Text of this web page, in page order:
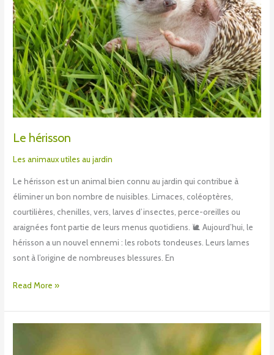
Le hérisson
Les animaux utiles au jardin
Le hérisson est un animal bien connu au jardin qui contribue à
éliminer un bon nombre de nuisibles. Limaces, coléoptères,
courtilières, chenilles, vers, larves d’insectes, perce-oreilles ou
araignées font partie de leurs menus quotidiens. 🐌 Aujourd’hui, le
hérisson a un nouvel ennemi : les robots tondeuses. Leurs lames
sont à l’origine de nombreuses blessures. En
Read More »